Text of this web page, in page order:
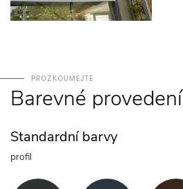
PROZKOUMEJTE
Barevné provedení
Standardní barvy
profil